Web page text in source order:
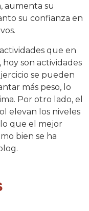
aumenta su
su confianza en
que en
hoy son actividades
se pueden
más peso, lo
Por otro lado, el
elevan los niveles
lo que el mejor
bien se ha